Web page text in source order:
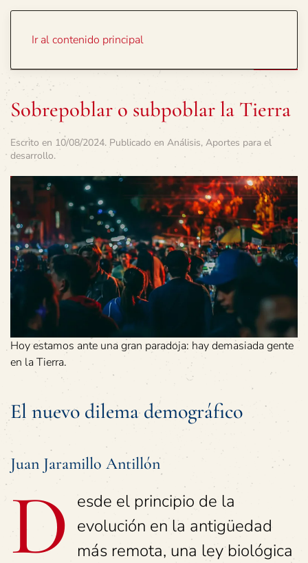
Ir al contenido principal
Sobrepoblar o subpoblar la Tierra
Escrito en 10/08/2024. Publicado en Análisis, Aportes para el
desarrollo.
Hoy estamos ante una gran paradoja: hay demasiada gente
en la Tierra.
El nuevo dilema demográfico
Juan Jaramillo Antillón
D esde el principio de la
evolución en la antigüedad
más remota, una ley biológica